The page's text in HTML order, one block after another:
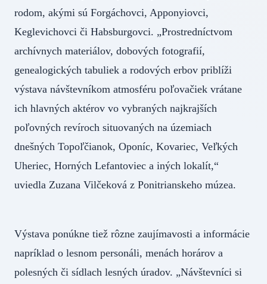
rodom, akými sú Forgáchovci, Apponyiovci,
Keglevichovci či Habsburgovci. „Prostredníctvom
archívnych materiálov, dobových fotografií,
genealogických tabuliek a rodových erbov priblíži
výstava návštevníkom atmosféru poľovačiek vrátane
ich hlavných aktérov vo vybraných najkrajších
poľovných revíroch situovaných na územiach
dnešných Topoľčianok, Oponíc, Kovariec, Veľkých
Uheriec, Horných Lefantoviec a iných lokalít,“
uviedla Zuzana Vilčeková z Ponitrianskeho múzea.
Výstava ponúkne tiež rôzne zaujímavosti a informácie
napríklad o lesnom personáli, menách horárov a
polesných či sídlach lesných úradov. „Návštevníci si